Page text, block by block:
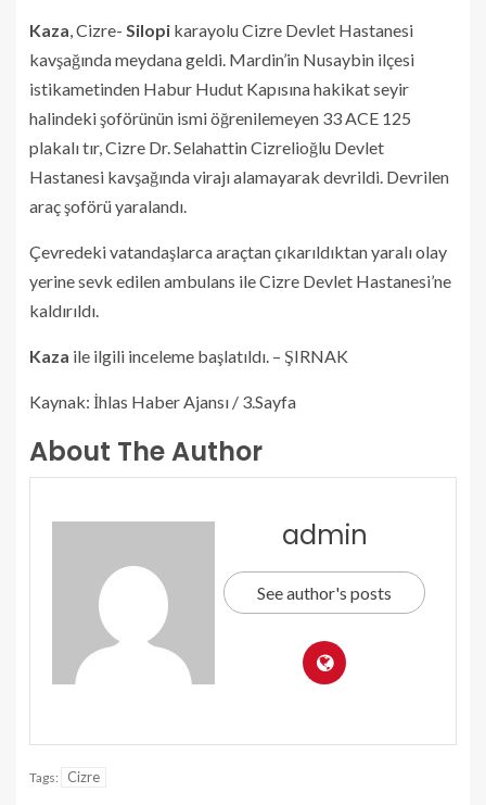
Kaza, Cizre- Silopi karayolu Cizre Devlet Hastanesi
kavşağında meydana geldi. Mardin’in Nusaybin ilçesi
istikametinden Habur Hudut Kapısına hakikat seyir
halindeki şoförünün ismi öğrenilemeyen 33 ACE 125
plakalı tır, Cizre Dr. Selahattin Cizrelioğlu Devlet
Hastanesi kavşağında virajı alamayarak devrildi. Devrilen
araç şoförü yaralandı.
Çevredeki vatandaşlarca araçtan çıkarıldıktan yaralı olay
yerine sevk edilen ambulans ile Cizre Devlet Hastanesi’ne
kaldırıldı.
Kaza ile ilgili inceleme başlatıldı. – ŞIRNAK
Kaynak: İhlas Haber Ajansı / 3.Sayfa
About The Author
admin
See author's posts
Tags: Cizre